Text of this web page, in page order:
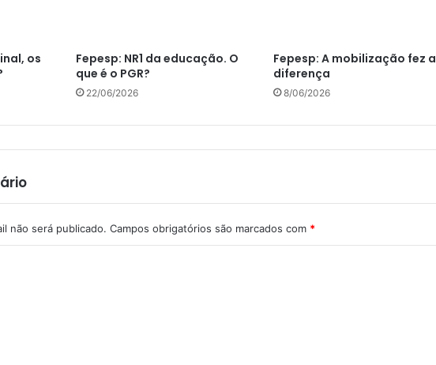
os
Fepesp: NR1 da educação. O
que é o PGR?
22/06/2026
Fepesp: A mobilização fez a
diferença
8/06/2026
não será publicado. Campos obrigatórios são marcados com *